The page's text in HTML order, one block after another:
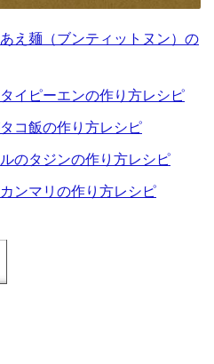
え麺（ブンティットヌン）の
イピーエンの作り方レシピ
コ飯の作り方レシピ
のタジンの作り方レシピ
ンマリの作り方レシピ